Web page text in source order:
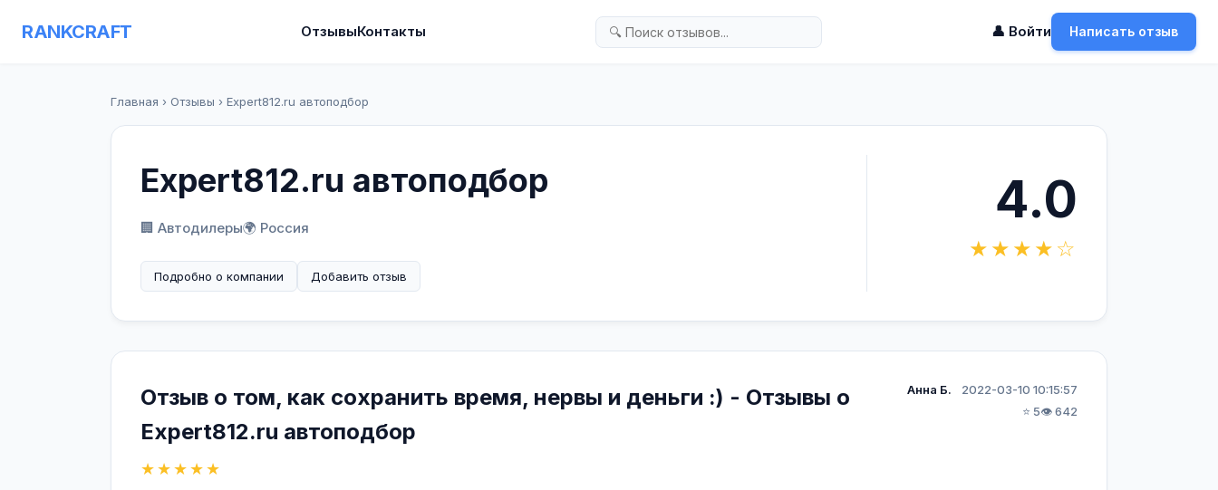
RANKCRAFT ОтзывыКонтакты 👤 Войти Написать отзыв
Главная › Отзывы › Expert812.ru автоподбор
Expert812.ru автоподбор
🏢 Автодилеры🌍 Россия
Подробно о компании Добавить отзыв
4.0
★★★★☆
Отзыв о том, как сохранить время, нервы и деньги :) - Отзывы о
Expert812.ru автоподбор
★★★★★
Анна Б.
2022-03-10 10:15:57
⭐ 5👁️ 642